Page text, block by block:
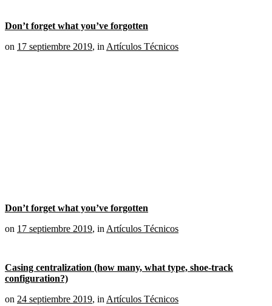
Don’t forget what you’ve forgotten
on 17 septiembre 2019, inArtículos Técnicos
Don’t forget what you’ve forgotten
on 17 septiembre 2019, inArtículos Técnicos
Casing centralization (how many, what type, shoe-track
configuration?)
on 24 septiembre 2019, inArtículos Técnicos